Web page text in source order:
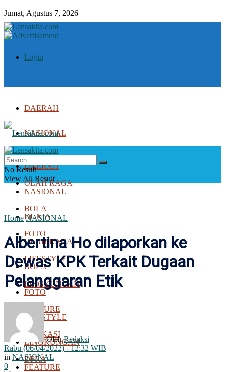
Jumat, Agustus 7, 2026
Login
DAERAH
NASIONAL
DUNIA
OLAH RAGA
BOLA
FOTO
LIFESTYLE
LINGKUNGAN
FEATURE
EDUKASI
DPRA
DAERAH
NASIONAL
DUNIA
OLAH RAGA
BOLA
FOTO
LIFESTYLE
LINGKUNGAN
FEATURE
No Result
View All Result
Home NASIONAL
Albertina Ho dilaporkan ke
Dewas KPK Terkait Dugaan
Pelanggaran Etik
Oleh Redaksi
Rabu (06/04/2022) - 12:32 WIB
in NASIONAL
0